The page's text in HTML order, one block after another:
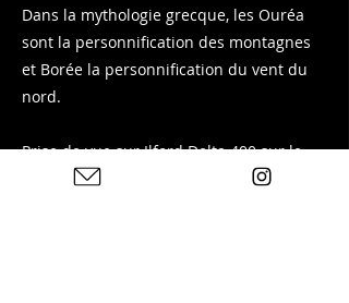
Dans la mythologie grecque, les Ouréa
sont la personnification des montagnes
et Borée la personnification du vent du
nord.
Prise de vue sur Ilford Delta 400 sur le
massif des Arves depuis Fontcouverte-la-